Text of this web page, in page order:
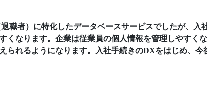
職者）に特化したデータベースサービスでしたが、入
くなります。企業は従業員の個人情報を管理しやすく
られるようになります。入社手続きのDXをはじめ、今